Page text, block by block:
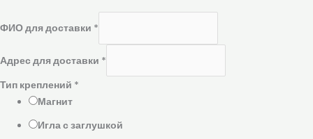
ФИО для доставки *
Адрес для доставки *
Тип креплений *
Магнит
Игла с заглушкой